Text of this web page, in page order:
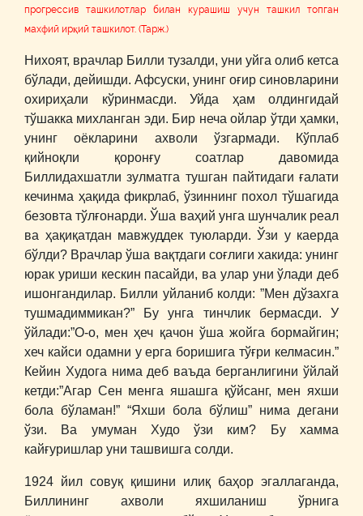
прогрессив ташкилотлар билан курашиш учун ташкил топган
махфий ирқий ташкилот. (Тарж.)
Нихоят, врачлар Билли тузалди, уни уйга олиб кетса
бўлади, дейишди. Афсуски, унинг оғир синовларини
охириҳали кўринмасди. Уйда ҳам олдингидай
тўшакка михланган эди. Бир неча ойлар ўтди ҳамки,
унинг оёкларини ахволи ўзгармади. Кўплаб
қийноқли қоронғу соатлар давомида
Биллидахшатли зулматга тушган пайтидаги ғалати
кечинма ҳақида фикрлаб, ўзиннинг похол тўшагида
безовта тўлғонарди. Ўша ваҳий унга шунчалик реал
ва ҳақиқатдан мавжуддек туюларди. Ўзи у каерда
бўлди? Врачлар ўша вақтдаги соғлиги хакида: унинг
юрак уриши кескин пасайди, ва улар уни ўлади деб
ишонгандилар. Билли уйланиб колди: ”Мен дўзахга
тушмадиммикан?” Бу унга тинчлик бермасди. У
ўйлади:”О-о, мен ҳеч қачон ўша жойга бормайгин;
хеч кайси одамни у ерга боришига тўғри келмасин.”
Кейин Худога нима деб ваъда берганлигини ўйлай
кетди:”Агар Сен менга яшашга қўйсанг, мен яхши
бола бўламан!” “Яхши бола бўлиш” нима дегани
ўзи. Ва умуман Худо ўзи ким? Бу хамма
кайғуришлар уни ташвишга солди.
1924 йил совуқ қишини илиқ баҳор эгаллаганда,
Биллининг ахволи яхшиланиш ўрнига